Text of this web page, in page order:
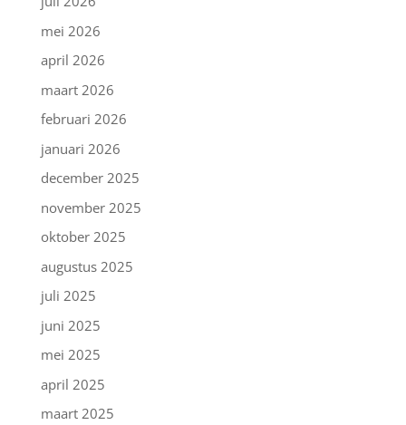
mei 2026
april 2026
maart 2026
februari 2026
januari 2026
december 2025
november 2025
oktober 2025
augustus 2025
juli 2025
juni 2025
mei 2025
april 2025
maart 2025